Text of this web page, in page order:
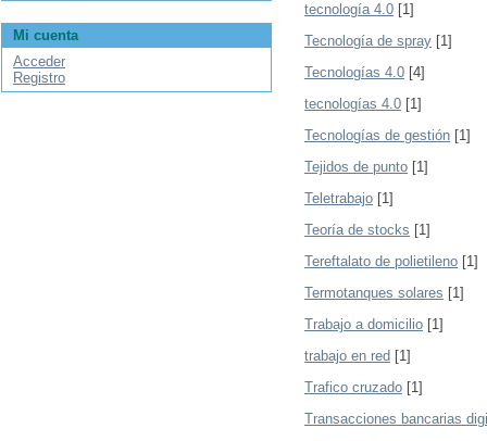
tecnología 4.0 [1]
Tecnología de spray [1]
Tecnologías 4.0 [4]
tecnologías 4.0 [1]
Tecnologías de gestión [1]
Tejidos de punto [1]
Teletrabajo [1]
Teoría de stocks [1]
Tereftalato de polietileno [1]
Termotanques solares [1]
Trabajo a domicilio [1]
trabajo en red [1]
Trafico cruzado [1]
Transacciones bancarias
Mi cuenta
Acceder
Registro